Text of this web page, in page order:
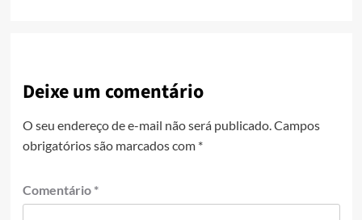
Deixe um comentário
O seu endereço de e-mail não será publicado. Campos
obrigatórios são marcados com *
Comentário *